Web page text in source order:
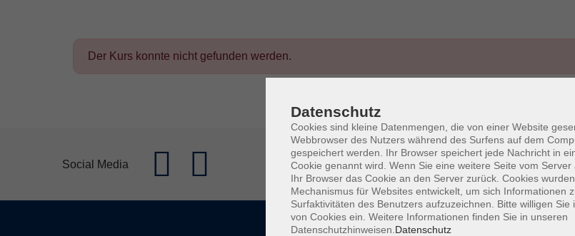
Der Kurs konnte nicht gefunden werden.
Social Media Impressum
Datenschutz
Cookies sind kleine Datenmengen, die von einer Website
Webbrowser des Nutzers während des Surfens auf dem
gespeichert werden. Ihr Browser speichert jede Nachricht in
Cookie genannt wird. Wenn Sie eine weitere Seite vom
Ihr Browser das Cookie an den Server zurück. Cookies
Mechanismus für Websites entwickelt, um sich Informationen
Surfaktivitäten des Benutzers aufzuzeichnen. Bitte willigen Sie
von Cookies ein. Weitere Informationen finden Sie in unseren
Datenschutzhinweisen. Datenschutz